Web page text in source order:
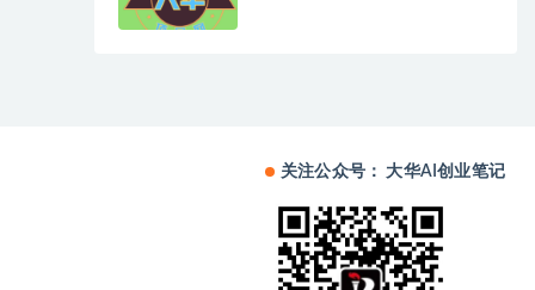
关注公众号： 大华AI创业笔记